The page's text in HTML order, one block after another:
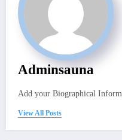
Adminsauna
Add your Biographical
View All Posts